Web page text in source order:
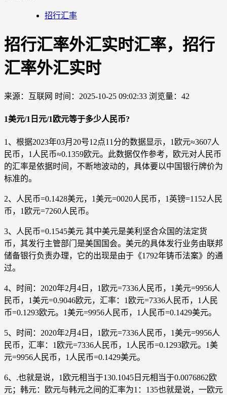
招行汇率
招行汇率外汇实时汇率，招行
汇率外汇实时
来源：互联网 时间：2025-10-25 09:02:33 浏览量：42
1美元/1日元/1欧元等于多少人民币?
1、根据2023年03月20号12点11分的数据显示，1欧元≈3607人
民币，1人民币≈0.1359欧元。此数据仅作参考，欧元对人民币
的汇率是依据时间，不断地波动的，具体要以中国银行牌价为
标准的。
2、人民币=0.1428美元，1美元=0020人民币，1英镑=1152人民
币，1欧元=7260人民币。
3、人民币=0.1545美元 其中美元是美利坚合众国的法定货
币，其发行主管部门是美国国会。美元的具体发行业务由联邦
储备银行负责办理，它的出现是由于《1792年铸币法案》的通
过。
4、时间：2020年2月4日，1欧元=7336人民币，1美元=9956人
民币，1美元=0.9046欧元，汇率：1欧元=7336人民币，1人民
币=0.1293欧元。1美元=9956人民币，1人民币=0.1429美元。
5、时间：2020年2月4日，1欧元=7336人民币，1美元=9956人
民币，汇率：1欧元=7336人民币，1人民币=0.1293欧元。1美
元=9956人民币，1人民币=0.1429美元。
6、.也就是说，1欧元相当于130.1045日元相当于0.0076862欧
元；韩元：欧元与韩元之间的汇率为1：135也就是说，一欧元